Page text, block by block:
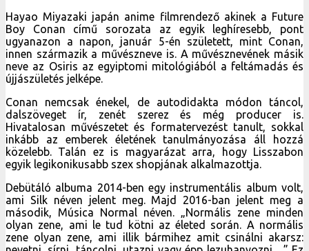
Hayao Miyazaki japán anime filmrendező akinek a Future
Boy Conan című sorozata az egyik leghíresebb, pont
ugyanazon a napon, január 5-én született, mint Conan,
innen származik a művészneve is. A művésznevének másik
neve az Osiris az egyiptomi mitológiából a feltámadás és
újjászületés jelképe.
Conan nemcsak énekel, de autodidakta módon táncol,
dalszöveget ír, zenét szerez és még producer is.
Hivatalosan művészetet és formatervezést tanult, sokkal
inkább az emberek életének tanulmányozása áll hozzá
közelebb. Talán ez is magyarázat arra, hogy Lisszabon
egyik legikonikusabb szex shopjának alkalmazottja.
Debütáló albuma 2014-ben egy instrumentális album volt,
ami Silk néven jelent meg. Majd 2016-ban jelent meg a
második, Música Normal néven. „Normális zene minden
olyan zene, ami le tud kötni az életed során. A normális
zene olyan zene, ami illik bármihez amit csinálni akarsz: